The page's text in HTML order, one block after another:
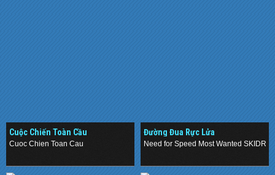
Cuộc Chiến Toàn Cầu
Cuoc Chien Toan Cau
Đường Đua Rực Lửa
Need for Speed Most Wanted